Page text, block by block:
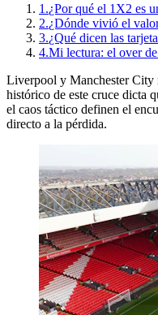
1.¿Por qué el 1X2 es
2.¿Dónde vivió el
3.¿Qué dicen las
4.Mi lectura: el over
Liverpool y Manchester City
histórico de este cruce dicta
el caos táctico definen el
directo a la pérdida.